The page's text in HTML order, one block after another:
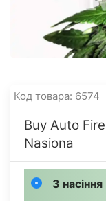
Код товара: 6574
Buy Auto
Nasiona
3 насіння